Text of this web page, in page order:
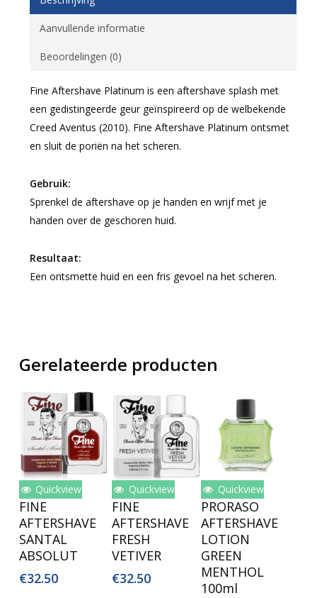
Aanvullende informatie
Beoordelingen (0)
Fine Aftershave Platinum is een aftershave splash met
een gedistingeerde geur geïnspireerd op de welbekende
Creed Aventus (2010). Fine Aftershave Platinum ontsmet
en sluit de poriën na het scheren.
Gebruik:
Sprenkel de aftershave op je handen en wrijf met je
handen over de geschoren huid.
Resultaat:
Een ontsmette huid en een fris gevoel na het scheren.
Gerelateerde producten
Lees Verder
Quickview
FINE
AFTERSHAVE
SANTAL
ABSOLUT
€32.50
Lees Verder
Quickview
FINE
AFTERSHAVE
FRESH
VETIVER
€32.50
Toevoegen
Aan
Winkelwagen
Quickview
PRORASO
AFTERSHAVE
LOTION
GREEN
MENTHOL
100ml